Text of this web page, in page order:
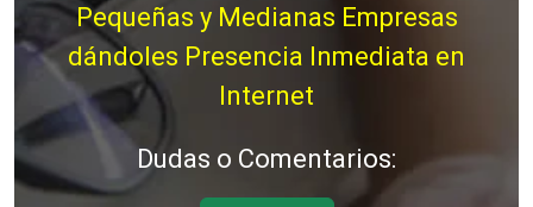
Pequeñas y Medianas Empresas
dándoles Presencia Inmediata en
Internet
Dudas o Comentarios: